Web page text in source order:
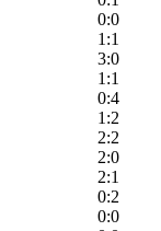
0:0
1:1
3:0
1:1
0:4
1:2
2:2
2:0
2:1
0:2
0:0